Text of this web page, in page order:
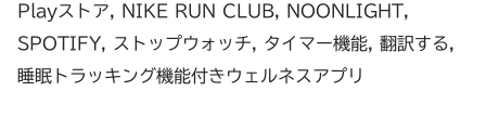
Playストア, NIKE RUN CLUB, NOONLIGHT,
SPOTIFY, ストップウォッチ, タイマー機能, 翻訳する,
睡眠トラッキング機能付きウェルネスアプリ